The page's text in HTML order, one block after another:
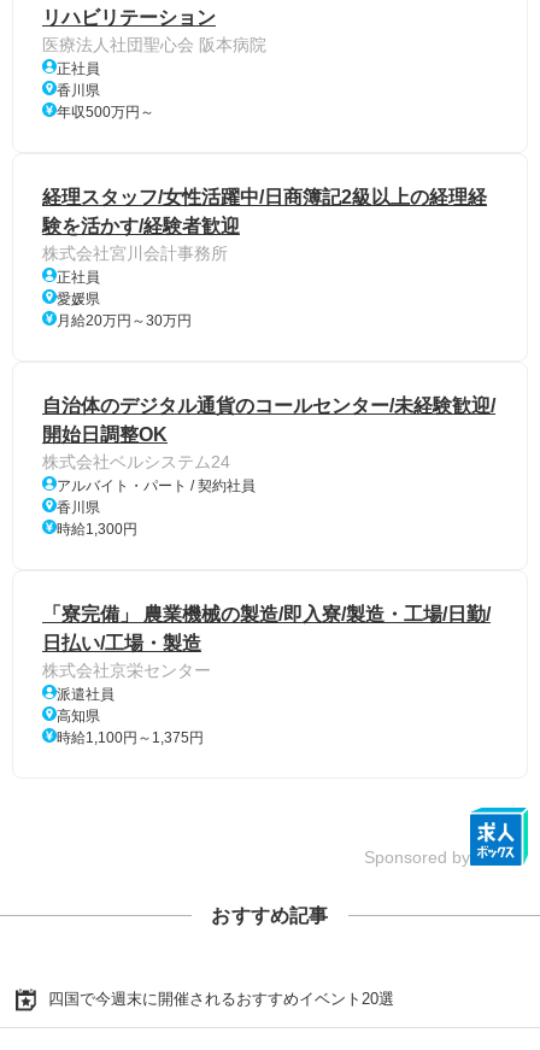
リハビリテーション
医療法人社団聖心会 阪本病院
正社員
香川県
年収500万円～
経理スタッフ/女性活躍中/日商簿記2級以上の経理経
験を活かす/経験者歓迎
株式会社宮川会計事務所
正社員
愛媛県
月給20万円～30万円
自治体のデジタル通貨のコールセンター/未経験歓迎/
開始日調整OK
株式会社ベルシステム24
アルバイト・パート / 契約社員
香川県
時給1,300円
「寮完備」 農業機械の製造/即入寮/製造・工場/日勤/
日払い/工場・製造
株式会社京栄センター
派遣社員
高知県
時給1,100円～1,375円
Sponsored by
おすすめ記事
四国で今週末に開催されるおすすめイベント20選